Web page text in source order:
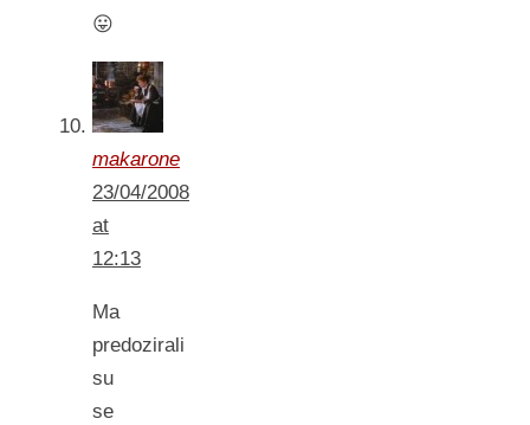
😛
makarone
23/04/2008
at
12:13
Ma
predozirali
su
se